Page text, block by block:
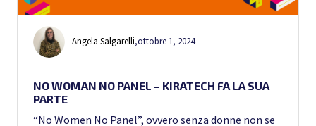
Angela Salgarelli,ottobre 1, 2024
NO WOMAN NO PANEL – KIRATECH FA LA SUA
PARTE
“No Women No Panel”, ovvero senza donne non se